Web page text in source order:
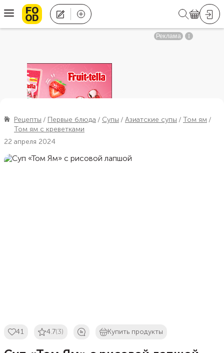
Рецепты Первые блюда Супы Азиатские супы
Том ям
Том ям с креветками
22 апреля 2024
41 4.7(3) Купить продукты